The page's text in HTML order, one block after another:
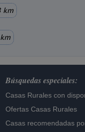
km
Búsquedas especiales:
Casas Rurales con
Ofertas Casas Rurales
Casas recomendadas